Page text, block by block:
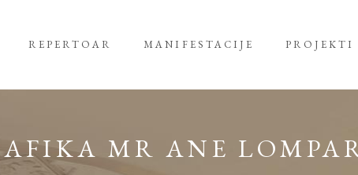
REPERTOAR MANIFESTACIJE PROJEKTI
MR ANE